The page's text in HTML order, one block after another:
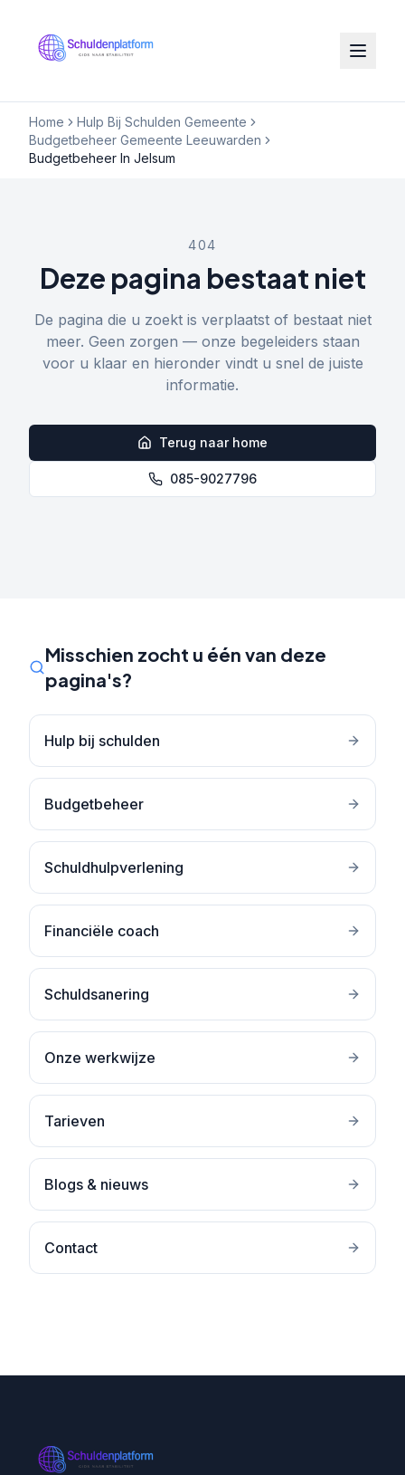
Home
Hulp Bij Schulden Gemeente
Budgetbeheer Gemeente Leeuwarden
Budgetbeheer In Jelsum
404
Deze pagina bestaat niet
De pagina die u zoekt is verplaatst of bestaat niet
meer. Geen zorgen — onze begeleiders staan
voor u klaar en hieronder vindt u snel de juiste
informatie.
Terug naar home
085-9027796
Misschien zocht u één van deze
pagina's?
Hulp bij schulden
Budgetbeheer
Schuldhulpverlening
Financiële coach
Schuldsanering
Onze werkwijze
Tarieven
Blogs & nieuws
Contact